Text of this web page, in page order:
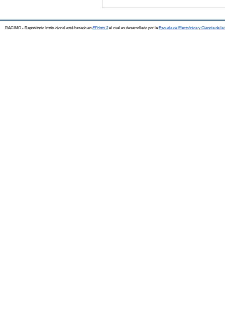
RACIMO - Repositorio Institucional está basado en EPrints 3el cual es desarrollado por la Escuela de Electrónica y Ciencia de la